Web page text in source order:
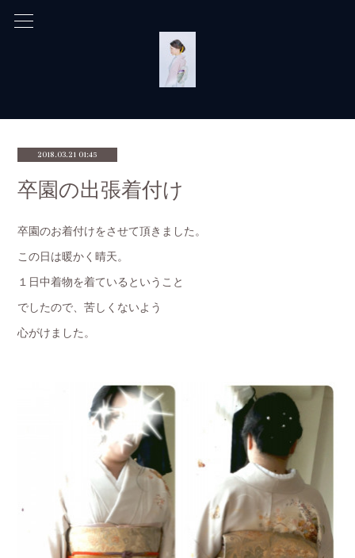
2018.03.21 01:45
卒園の出張着付け
卒園のお着付けをさせて頂きました。
この日は暖かく晴天。
１日中着物を着ているということ
でしたので、苦しくないよう
心がけました。